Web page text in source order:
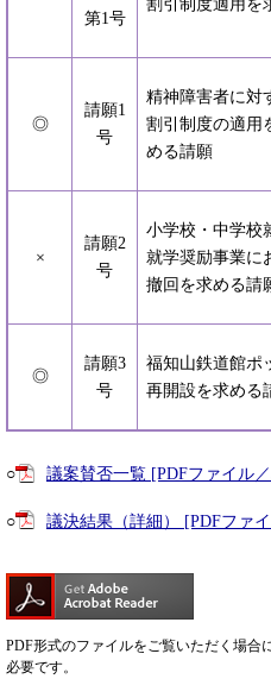
第1号
割引制度適用を
◎
請願1
号
精神障害者に対
割引制度の適用
める請願
×
請願2
号
小学校・中学校
就学奨励事業に
撤回を求める請
◎
請願3
号
福知山鉄道館ポ
再開設を求める
○ 議案賛否一覧 [PDFファイル
○ 議決結果（詳細） [PDFファ
PDF形式のファイルをご覧いただく場合
必要です。